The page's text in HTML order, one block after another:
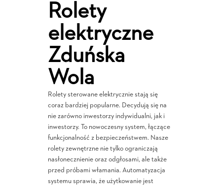
Rolety
elektryczne
Zduńska
Wola
Rolety sterowane elektrycznie stają się
coraz bardziej popularne. Decydują się na
nie zarówno inwestorzy indywidualni, jak i
inwestorzy. To nowoczesny system, łączące
funkcjonalność z bezpieczeństwem. Nasze
rolety zewnętrzne nie tylko ograniczają
nasłonecznienie oraz odgłosami, ale także
przed próbami włamania. Automatyzacja
systemu sprawia, że użytkowanie jest